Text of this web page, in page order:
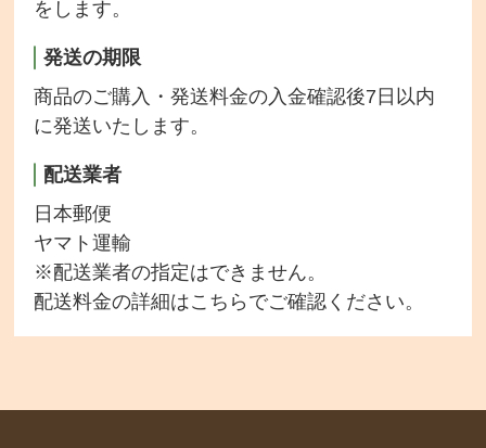
をします。
発送の期限
商品のご購入・発送料金の入金確認後7日以内
に発送いたします。
配送業者
日本郵便
ヤマト運輸
※配送業者の指定はできません。
配送料金の詳細はこちら でご確認ください。